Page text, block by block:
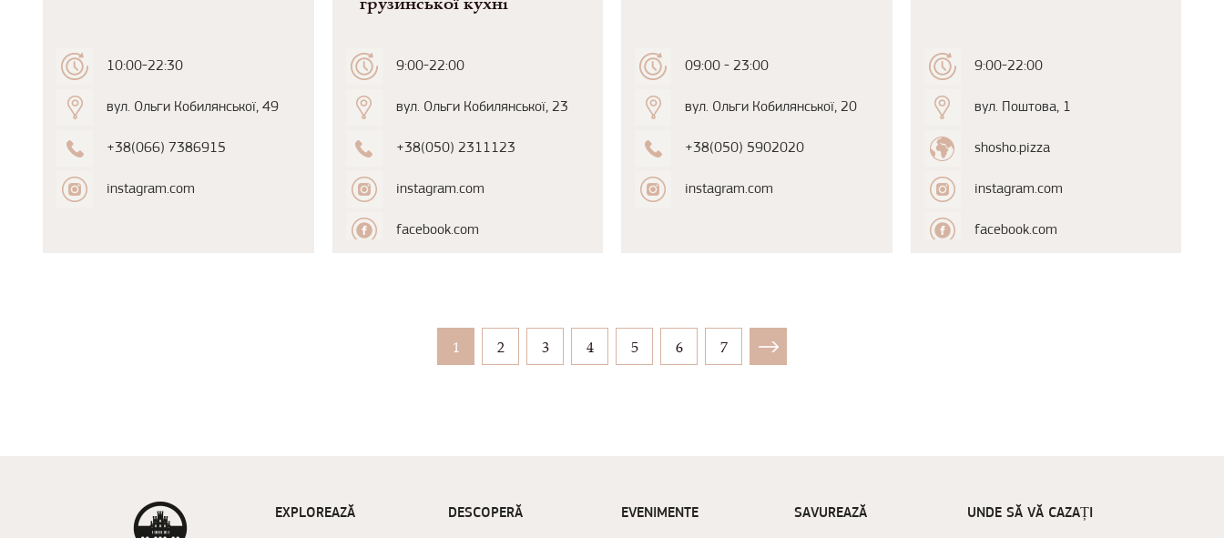
10:00-22:30
вул. Ольги Кобилянської, 49
+38(066) 7386915
instagram.com
9:00-22:00
вул. Ольги Кобилянської, 23
+38(050) 2311123
instagram.com
facebook.com
09:00 - 23:00
вул. Ольги Кобилянської, 20
+38(050) 5902020
instagram.com
9:00-22:00
вул. Поштова, 1
shosho.pizza
instagram.com
facebook.com
1 2 3 4 5 6 7
EXPLOREAZĂ DESCOPERĂ EVENIMENTE SAVUREAZĂ UNDE SĂ VĂ CAZAȚI